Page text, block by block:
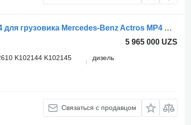
Осушитель воздуха Knorr-Bremse K044454 для грузовика Mercedes-Benz Actros MP4 Antos Arocs (2012-)
5 965 000 UZS
K102144 K102145
дизель
Связаться с продавцом